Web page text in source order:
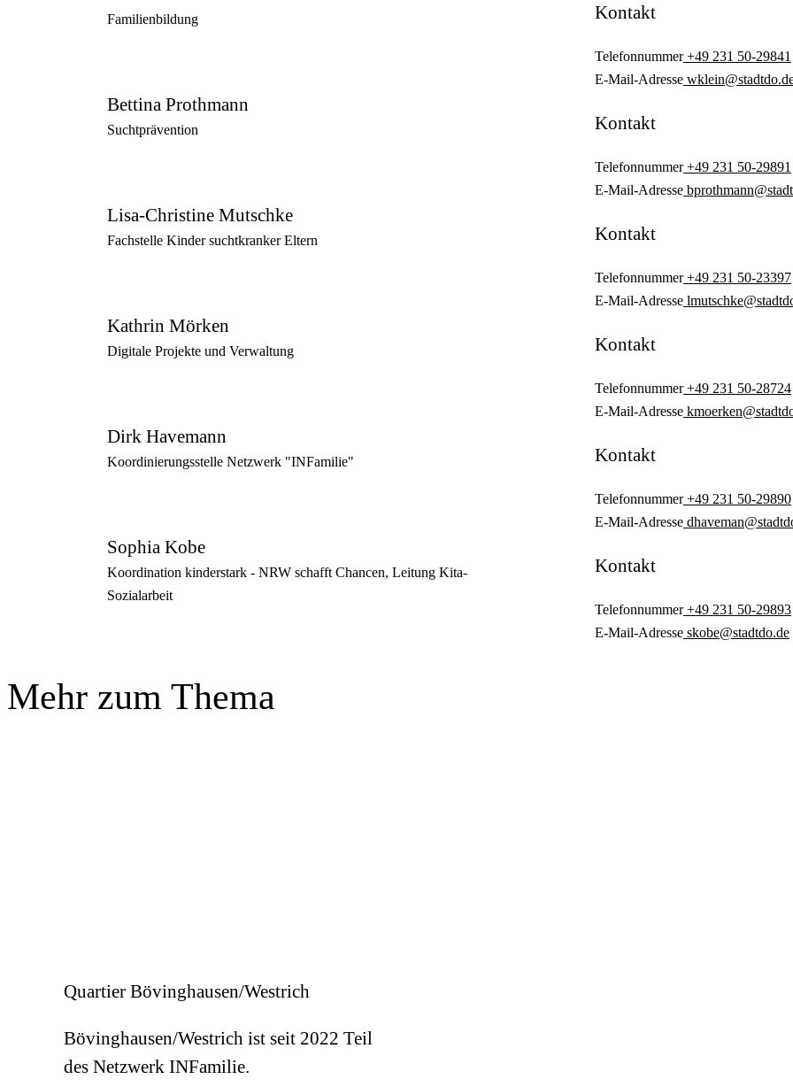
Familienbildung Kontakt
Telefonnummer+49 231 50-29841
E-Mail-Adresse
Bettina Prothmann
Suchtprävention Kontakt
Telefonnummer+49 231 50-29891
E-Mail-Adresse
Lisa-Christine Mutschke
Fachstelle Kinder suchtkranker Eltern Kontakt
Telefonnummer+49 231 50-23397
E-Mail-Adresse
Kathrin Mörken
Digitale Projekte und Verwaltung Kontakt
Telefonnummer+49 231 50-28724
E-Mail-Adresse
Dirk Havemann
Koordinierungsstelle Netzwerk "INFamilie" Kontakt
Telefonnummer+49 231 50-29890
E-Mail-Adresse
Sophia Kobe
Koordination kinderstark - NRW schafft Chancen, Leitung Kita-
Sozialarbeit
Kontakt
Telefonnummer+49 231 50-29893
E-Mail-Adresseskobe@stadtdo.de
Mehr zum Thema
Quartier Bövinghausen/Westrich
Bövinghausen/Westrich ist seit 2022 Teil
des Netzwerk INFamilie.